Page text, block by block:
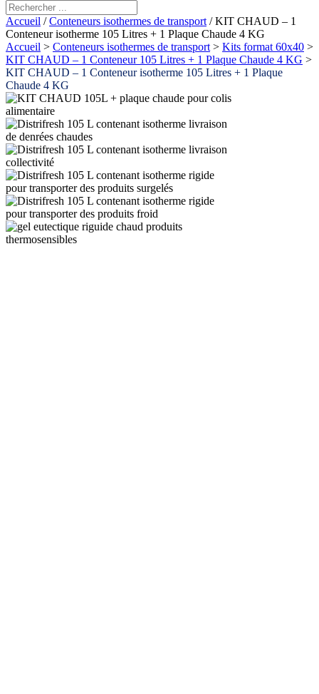
Accueil /Conteneurs isothermes de transport / KIT CHAUD – 1
Conteneur isotherme 105 Litres + 1 Plaque Chaude 4 KG
Accueil > Conteneurs isothermes de transport > Kits format 60x40 >
KIT CHAUD – 1 Conteneur 105 Litres + 1 Plaque Chaude 4 KG >
KIT CHAUD – 1 Conteneur isotherme 105 Litres + 1 Plaque
Chaude 4 KG